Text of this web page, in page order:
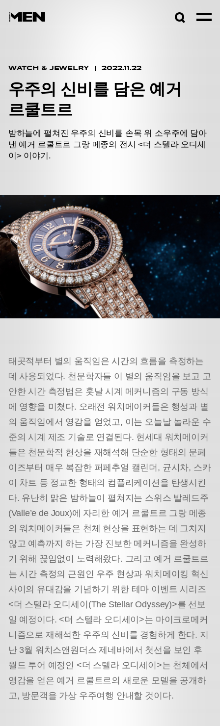
WATCH & JEWELRY 2022.11.22
우주의 신비를 담은 예거
르쿨트르
밤하늘에 펼쳐진 우주의 신비를 손목 위 소우주에 담아
낸 예거 르쿨트르 그랑 메종의 전시 <더 스텔라 오디세
이> 이야기.
태곳적부터 별의 움직임은 시간의 흐름을 측정하는
데 사용되었다. 천문학자들 이 별의 움직임을 보고 고
안한 시간 측정법은 훗날 시계 메커니즘의 구동 방식
에 영향을 미쳤다. 오래전 워치메이커들은 행성과 별
의 움직임에서 영감을 얻었고, 이는 오늘날 놀라운 수
준의 시계 제조 기술로 연결된다. 현세대 워치메이커
들은 천문학적 현상을 재해석해 단순한 형태의 문페
이즈부터 매우 복잡한 퍼페추얼 캘린더, 균시차, 스카
이 차트 등 정교한 형태의 컴플리케이션을 탄생시킨
다. 유난히 맑은 밤하늘이 펼쳐지는 스위스 발레드주
(Valle’e de Joux)에 자리한 예거 르쿨트르 그랑 메종
의 워치메이커들은 천체 현상을 표현하는 데 그치지
않고 예측까지 하는 가장 진보한 메커니즘을 완성하
기 위해 끊임없이 노력해왔다. 그리고 예거 르쿨트르
는 시간 측정의 근원인 우주 현상과 워치메이킹 혁신
사이의 유대감을 기념하기 위한 테마 이벤트 시리즈
<더 스텔라 오디세이(The Stellar Odyssey)>를 선보
일 예정이다. <더 스텔라 오디세이>는 마이크로메커
니즘으로 재해석한 우주의 신비를 경험하게 한다. 지
난 3월 워치스앤원더스 제네바에서 첫선을 보인 후
월드 투어 예정인 <더 스텔라 오디세이>는 천체에서
영감을 얻은 예거 르쿨트르의 새로운 모델을 공개하
고, 방문객을 가상 우주여행 안내할 것이다.